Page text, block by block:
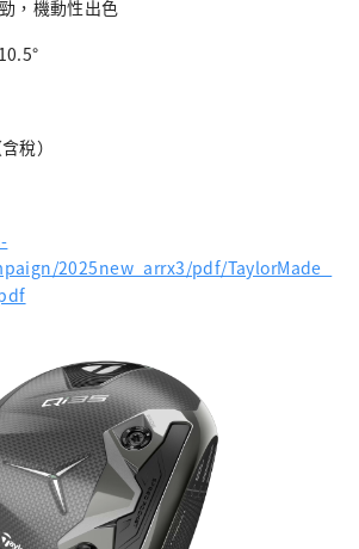
，機動性出色
稅）
2025new_arrx3/pdf/TaylorMade_